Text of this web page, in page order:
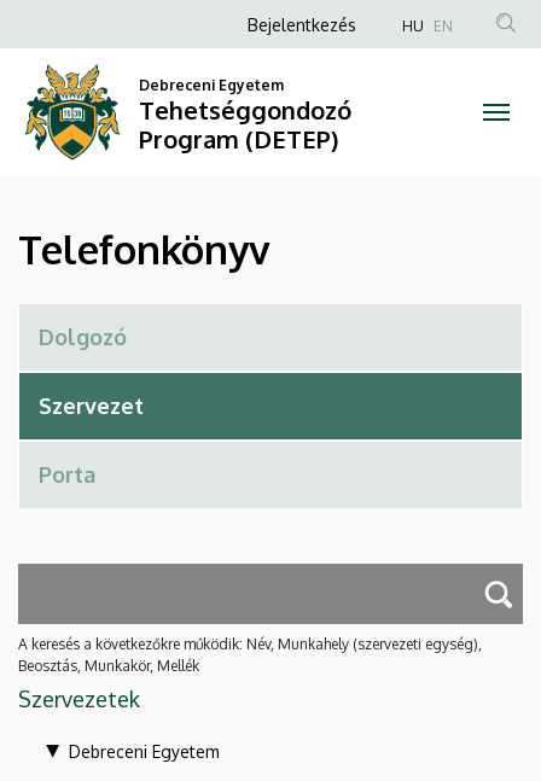
Telefonkönyv
Tehetséggondozó
Program
(DETEP)
a
tartalomra
Anonim
fiók
menüje
Bejelentkezés HU EN
Debreceni Egyetem
Tehetséggondozó
Program (DETEP)
Telefonkönyv
A keresés a következőkre működik: Név, Munkahely (szervezeti egység),
Beosztás, Munkakör, Mellék
Szervezetek
Debreceni Egyetem